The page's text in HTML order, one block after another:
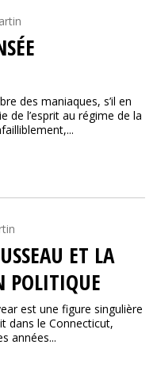
des maniaques, s’il en
de l’esprit au régime de la
ET LA
POLITIQUE
est une figure singulière
dans le Connecticut,
années...